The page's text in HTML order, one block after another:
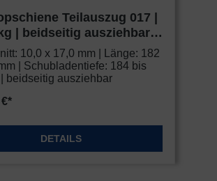
Teilauszug 017 |
| beidseitig ausziehbar |
Metall CLASSIC
10,0 x 17,0 mm | Länge: 182
| Schubladentiefe: 184 bis
beidseitig ausziehbar
DETAILS